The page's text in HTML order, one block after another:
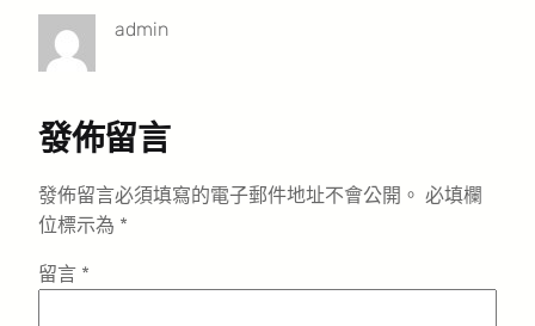
admin
發佈留言
發佈留言必須填寫的電子郵件地址不會公開。 必填欄
位標示為 *
留言 *